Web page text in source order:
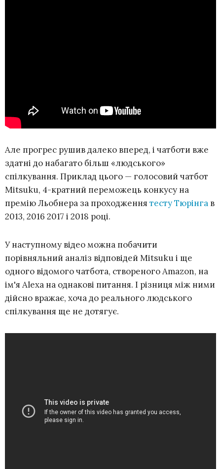
Але прогрес рушив далеко вперед, і чатботи вже
здатні до набагато більш «людського»
спілкування. Приклад цього — голосовий чатбот
Mitsuku, 4-кратний переможець конкусу на
премію Льобнера за проходження тесту Тюрінга в
2013, 2016 2017 і 2018 році.
У наступному відео можна побачити
порівняльний аналіз відповідей Mitsuku і ще
одного відомого чатбота, створеного Amazon, на
ім'я Alexa на однакові питання. І різниця між ними
дійсно вражає, хоча до реального людського
спілкування ще не дотягує.